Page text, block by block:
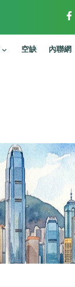
空缺 內聯網